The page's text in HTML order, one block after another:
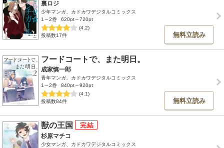
裏ロジ
少年マンガ、カドカワデジタルコミックス
1～2巻
620pt～720pt
(4.2)
投稿数17件
無料立読み
フードコートで、また明日。
成家慎一郎
青年マンガ、カドカワデジタルコミックス
1～2巻
840pt～920pt
(4.1)
投稿数84件
無料立読み
獣の王国
杉原マチコ
少女マンガ、カドカワデジタルコミックス